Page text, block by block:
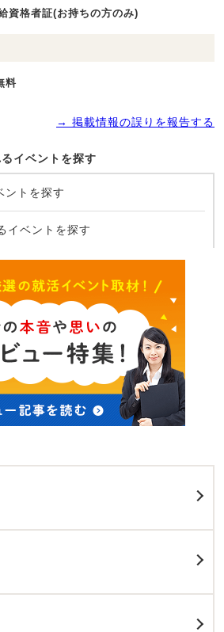
資格者証(お持ちの方のみ)
料
→ 掲載情報の誤りを報告する
イベントを探す
ントを探す
イベントを探す